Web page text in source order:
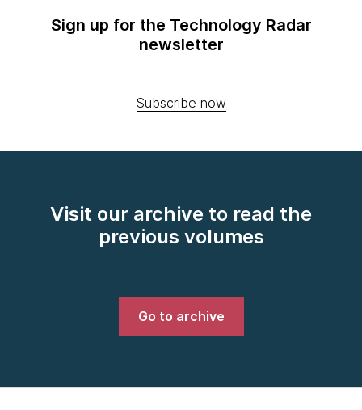
Sign up for the Technology Radar
newsletter
Subscribe now
Visit our archive to read the
previous volumes
Go to archive